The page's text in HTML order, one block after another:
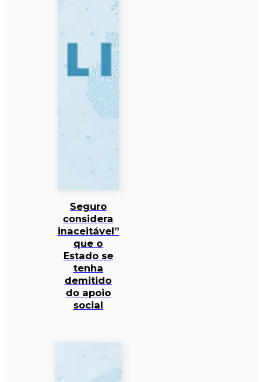
Seguro
considera
inaceitável”
que o
Estado se
tenha
demitido
do apoio
social